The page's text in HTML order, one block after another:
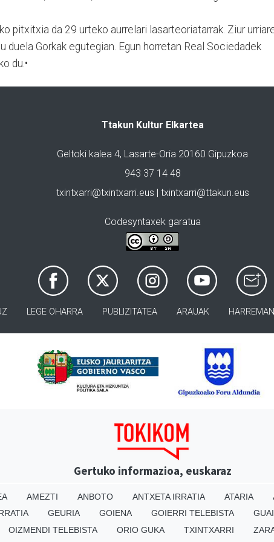
pitxitxia da 29 urteko aurrelari lasarteoriatarrak. Ziur
duela Gorkak egutegian. Egun horretan Real Sociedadek
du.•
Ttakun Kultur Elkartea
Geltoki kalea 4, Lasarte-Oria 20160 Gipuzkoa
943 37 14 48
txintxarri@txintxarri.eus | txintxarri@ttakun.eus
Codesyntaxek garatua
LEGE OHARRA PUBLIZITATEA ARAUAK
Gertuko informazioa, euskaraz
AMEZTI ANBOTO ANTXETA IRRATIA ATARIA
GEURIA GOIENA GOIERRI TELEBISTA
OIZMENDI TELEBISTA ORIO GUKA TXINTXARRI